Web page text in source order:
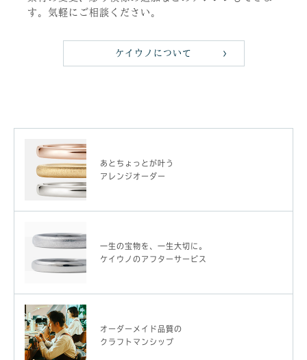
す。気軽にご相談ください。
ケイウノについて
あとちょっとが叶う
アレンジオーダー
一生の宝物を、一生大切に。
ケイウノのアフターサービス
オーダーメイド品質の
クラフトマンシップ